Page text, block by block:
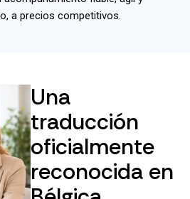
a precios competitivos.
Una
traducción
oficialmente
reconocida en